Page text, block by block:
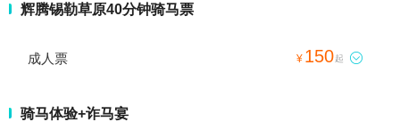
辉腾锡勒草原40分钟骑马票
成人票 ¥ 150起 
骑马体验+诈马宴